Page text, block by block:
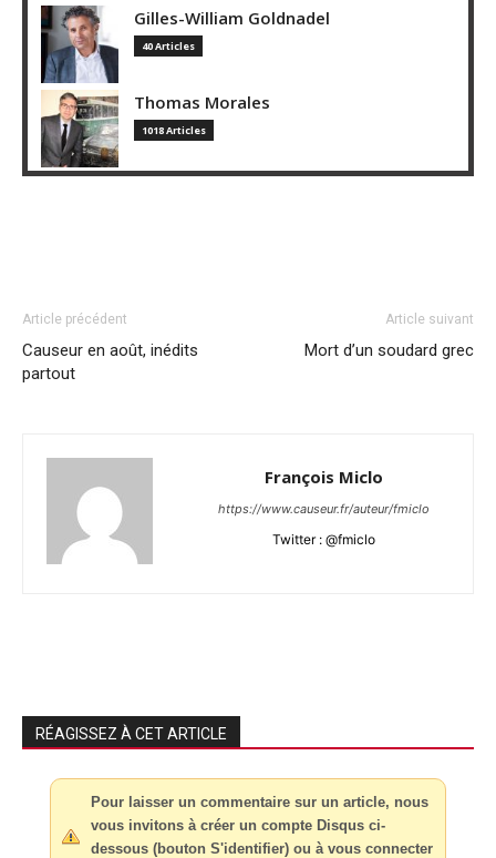
Gilles-William Goldnadel
40 Articles
Thomas Morales
1018 Articles
Article précédent
Causeur en août, inédits
partout
Article suivant
Mort d’un soudard grec
François Miclo
https://www.causeur.fr/auteur/fmiclo
Twitter : @fmiclo
RÉAGISSEZ À CET ARTICLE
Pour laisser un commentaire sur un article, nous
vous invitons à créer un compte Disqus ci-
dessous (bouton S'identifier) ou à vous connecter